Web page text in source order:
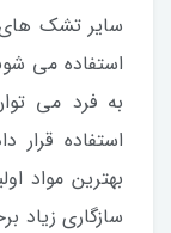
سایر تشک های
استفاده می
به فرد می
استفاده قرار
بهترین مواد
سازگاری زیاد